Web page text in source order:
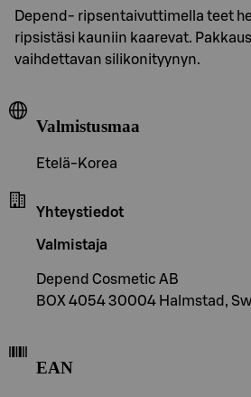
Depend- ripsentaivuttimella teet
ripsistäsi kauniin kaarevat.
vaihdettavan silikonityynyn.
Valmistusmaa
Etelä-Korea
Yhteystiedot
Valmistaja
Depend Cosmetic AB
BOX 4054 30004 Halmstad,
EAN